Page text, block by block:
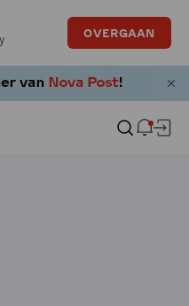
OVERGAAN